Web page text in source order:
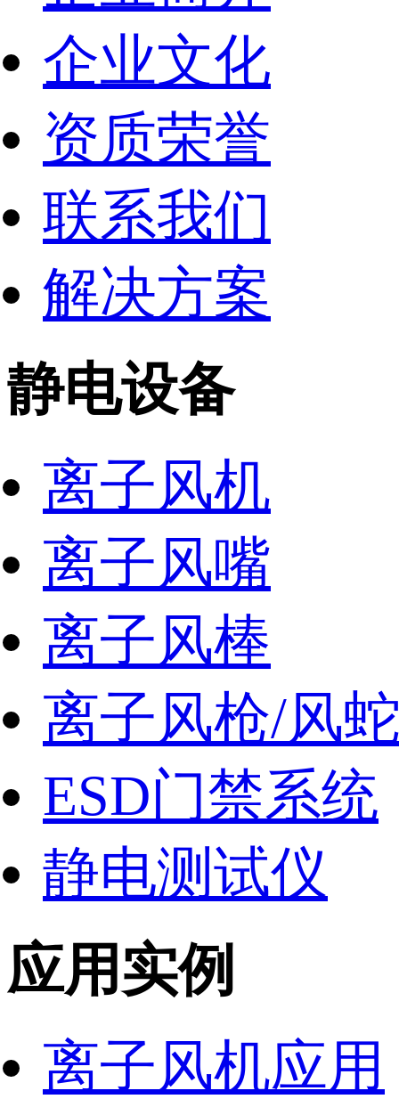
企业文化
资质荣誉
联系我们
解决方案
静电设备
离子风机
离子风嘴
离子风棒
离子风枪/风
ESD门禁系统
静电测试仪
应用实例
离子风机应用